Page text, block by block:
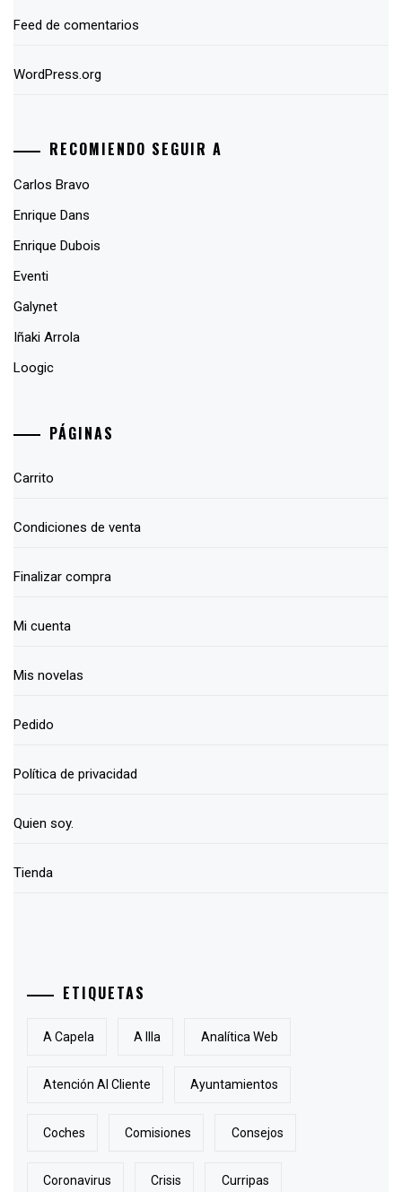
Feed de comentarios
WordPress.org
RECOMIENDO SEGUIR A
Carlos Bravo
Enrique Dans
Enrique Dubois
Eventi
Galynet
Iñaki Arrola
Loogic
PÁGINAS
Carrito
Condiciones de venta
Finalizar compra
Mi cuenta
Mis novelas
Pedido
Política de privacidad
Quien soy.
Tienda
ETIQUETAS
A Capela A Illa Analítica Web
Atención Al Cliente Ayuntamientos
Coches Comisiones Consejos
Coronavirus Crisis Curripas